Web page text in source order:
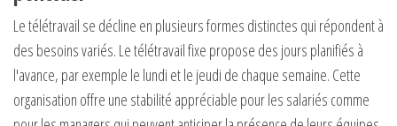
Le télétravail se décline en plusieurs formes distinctes qui répondent à
des besoins variés. Le télétravail fixe propose des jours planifiés à
l'avance, par exemple le lundi et le jeudi de chaque semaine. Cette
organisation offre une stabilité appréciable pour les salariés comme